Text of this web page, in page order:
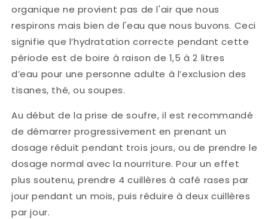
organique ne provient pas de l'air que nous
respirons mais bien de l'eau que nous buvons. Ceci
signifie que l’hydratation correcte pendant cette
période est de boire à raison de 1,5 à 2 litres
d’eau pour une personne adulte à l’exclusion des
tisanes, thé, ou soupes.
Au début de la prise de soufre, il est recommandé
de démarrer progressivement en prenant un
dosage réduit pendant trois jours, ou de prendre le
dosage normal avec la nourriture. Pour un effet
plus soutenu, prendre 4 cuillères à café rases par
jour pendant un mois, puis réduire à deux cuillères
par jour.